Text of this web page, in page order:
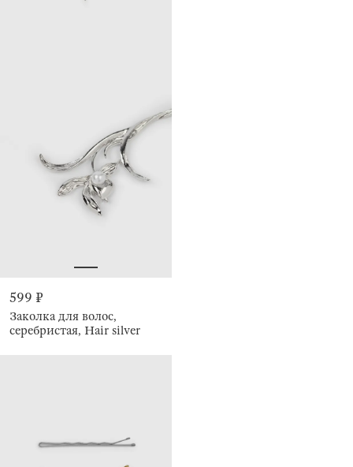
599 ₽
Заколка для волос,
серебристая, Hair silver